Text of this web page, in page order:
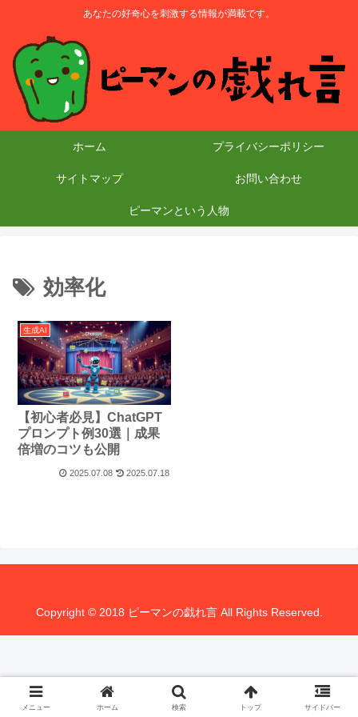
あなたの好奇心を刺激する情報が満載です。
ホーム プライバシーポリシー
サイトマップ お問い合わせ
ピーマンという人物
効率化
生成AI
【初心者必見】ChatGPT
プロンプト例30選｜成果
倍増のコツも公開
2025.07.08 2025.07.18
Copyright © 2018 ピーマンの戯れ言 All Rights Reserved.
メニュー ホーム 検索 トップ サイドバー